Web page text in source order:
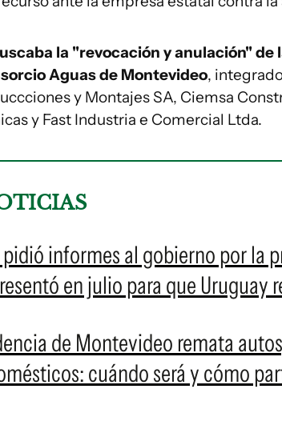
la "revocación y anulación"
Aguas de Montevideo,
y Montajes SA, Ciemsa
y Fast Industria e Comercial Ltda.
informes al gobierno por la
en julio para que Uruguay
de Montevideo remata
cuándo será y cómo